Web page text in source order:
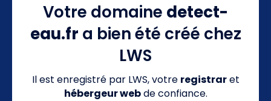
Votre domaine detect-
eau.fr a bien été créé chez
LWS
Il est enregistré par LWS, votre registraret
hébergeur webde confiance.